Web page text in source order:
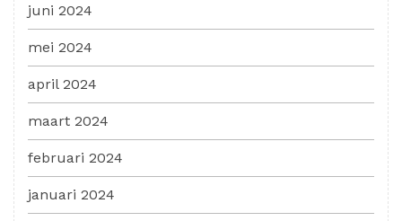
juni 2024
mei 2024
april 2024
maart 2024
februari 2024
januari 2024